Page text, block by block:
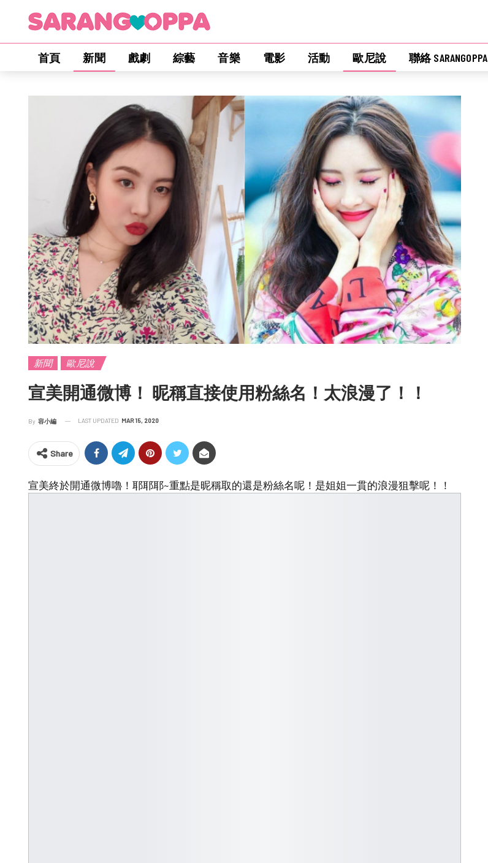
首頁 新聞 戲劇 綜藝 音樂 電影 活動 歐尼說 聯絡 SARANGOPPA
新聞 歐尼說
宣美開通微博！ 昵稱直接使用粉絲名！太浪漫了！！
By 容小編 LAST UPDATED MAR 15, 2020
Share
宣美終於開通微博嚕！耶耶耶~重點是昵稱取的還是粉絲名呢！是姐姐一貫的浪漫狙擊呢！！